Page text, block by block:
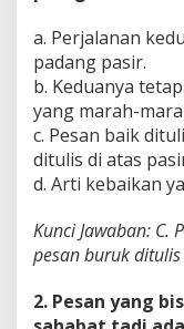
a. Perjalanan
padang pasir.
b. Keduanya
yang marah-
c. Pesan baik
ditulis di atas
d. Arti kebaikan
Kunci Jawaban: C.
pesan buruk
2. Pesan yang